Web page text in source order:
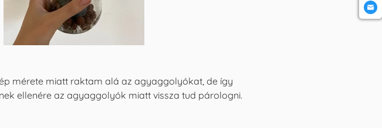
mérete miatt raktam alá az agyaggolyókat, de így
ellenére az agyaggolyók miatt vissza tud párologni.